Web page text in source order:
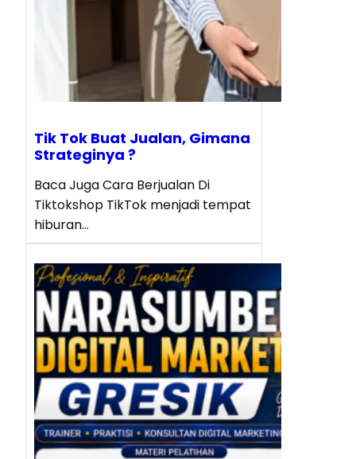
Tik Tok Buat Jualan, Gimana
Strateginya ?
Baca Juga Cara Berjualan Di
Tiktokshop TikTok menjadi tempat
hiburan…